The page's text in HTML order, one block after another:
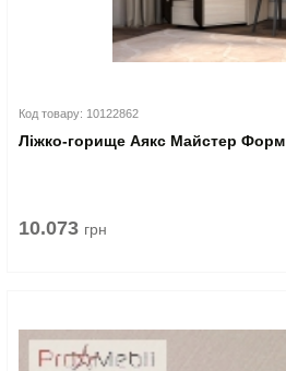
Код товару: 10122862
Ліжко-горище Аякс Майстер Форм
10.073 грн